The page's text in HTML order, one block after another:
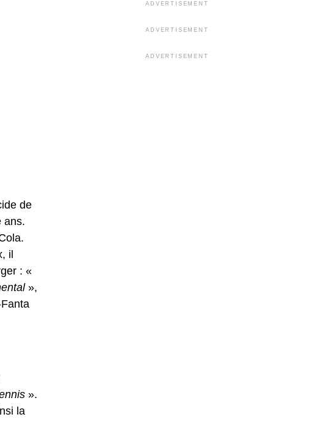
de
ans.
il
: «
»,
».
la
ADVERTISEMENT
ADVERTISEMENT
ADVERTISEMENT